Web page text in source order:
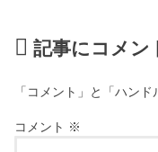
記事にコメン
「コメント」と「ハン
コメント ※